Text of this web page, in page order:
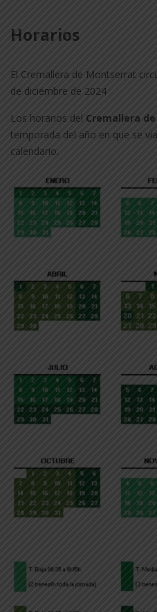
Horarios
El Cremallera de Montserrat
de diciembre de 2024
Los horarios del Cremallera
temporada del año en que se
calendario.